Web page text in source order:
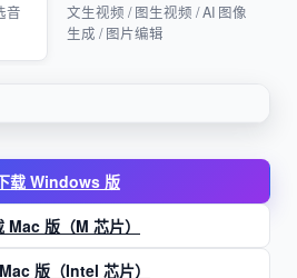
音
文生视频 / 图生视频 / AI 图像
生成 / 图片编辑
载 Windows 版
Mac 版（M 芯片）
版（Intel 芯片）